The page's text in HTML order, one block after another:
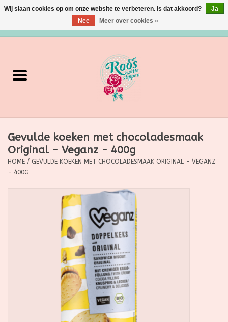
Verzorging
Grimeermateriaal
Eten/Drinken
Gevulde koeken met chocoladesmaak
Original - Veganz - 400g
HOME / GEVULDE KOEKEN MET CHOCOLADESMAAK ORIGINAL - VEGANZ
- 400G
Wij slaan cookies op om onze website te verbeteren. Is dat akkoord?
Ja
Nee
Meer over cookies »